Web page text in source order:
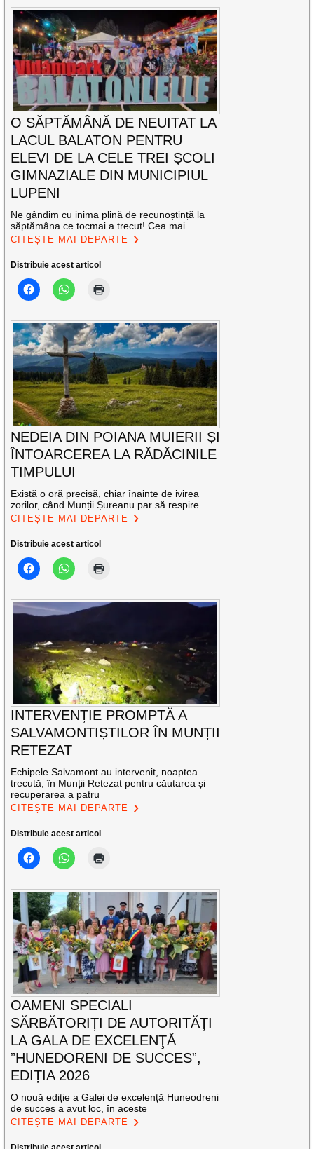
O SĂPTĂMÂNĂ DE NEUITAT LA
LACUL BALATON PENTRU
ELEVI DE LA CELE TREI ȘCOLI
GIMNAZIALE DIN MUNICIPIUL
LUPENI
Ne gândim cu inima plină de recunoștință la
săptămâna ce tocmai a trecut! Cea mai
CITEȘTE MAI DEPARTE
Distribuie acest articol
NEDEIA DIN POIANA MUIERII ȘI
ÎNTOARCEREA LA RĂDĂCINILE
TIMPULUI
Există o oră precisă, chiar înainte de ivirea
zorilor, când Munții Șureanu par să respire
CITEȘTE MAI DEPARTE
Distribuie acest articol
INTERVENȚIE PROMPTĂ A
SALVAMONTIȘTILOR ÎN MUNȚII
RETEZAT
Echipele Salvamont au intervenit, noaptea
trecută, în Munții Retezat pentru căutarea și
recuperarea a patru
CITEȘTE MAI DEPARTE
Distribuie acest articol
OAMENI SPECIALI
SĂRBĂTORIȚI DE AUTORITĂȚI
LA GALA DE EXCELENŢĂ
”HUNEDORENI DE SUCCES”,
EDIȚIA 2026
O nouă ediție a Galei de excelență Huneodreni
de succes a avut loc, în aceste
CITEȘTE MAI DEPARTE